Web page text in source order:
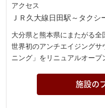
アクセス
ＪＲ久大線日田駅～タクシ
大分県と熊本県にまたがる
世界初のアンチエイジングサ
ニング」をリニュアルオープ
施設の